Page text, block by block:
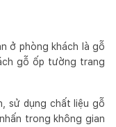
ở phòng khách là gỗ
gỗ ốp tường trang
sử dụng chất liệu gỗ
trong không gian